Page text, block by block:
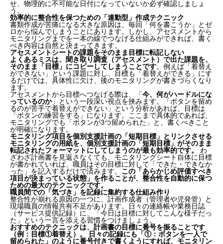
せ、物理的に不可能な日付になっていないか必ず確認しましょ
う。
効率的に整合性を保つための「連動型」作成テクニック
書類作成が苦痛になる大きな原因は、毎回「何を書こうか」とゼ
ロから悩んでしまうことにあります。しかし、アセスメントから
モニタリングまでを一本の線でつなげる仕組みができれば、書く
べき内容は自然と決まってきます。
アセスメントシートの課題をそのまま目標に転記しない
よくあるミスは、聞き取り調査（アセスメント）で出た課題を、
そのまま「目標」にコピーしてしまうことです。例えば「着替え
ができない」という課題に対し、目標も「着替えができる」にす
るだけでは、具体性に欠け、後のモニタリングが書きづらくなり
ます。
アセスメントから目標へつなげる際は、「今、何がハードルにな
っているのか」という一段深い視点を挟みます。「ボタンを留め
るのが苦手で着替えができない」という分析があれば、目標は
「ボタンの練習をする」になります。ここまで具体的であれば、
モニタリングでも「ボタンが3つ留められた」と、書くべきこと
が明確になります。
モニタリング項目を個別支援計画の「短期目標」とリンクさせる
モニタリングの用紙を、個別支援計画の「短期目標」がそのまま
転記されたフォーマットにしてしまうのが最も効率的です。 わ
ざわざ計画書を見返さなくても、モニタリングシート自体に目標
が書かれていれば、職員はその目標に対して「できた・できなか
った」を記入するだけで済みます。 この「あらかじめ評価すべき
項目が決まっている状態」を作ることが、整合性を自動的に保つ
ための最大のテクニックです。
職員間での「気づき」を記録に集約する仕組み作り
整合性が崩れる原因の一つに、計画作成者（管理者や児発管）と
現場職員の情報共有不足があります。日々の連絡帳や業務日誌
（サービス提供記録）に、「今日は目標に対してこんな様子だっ
た」という一言を添える習慣をつけましょう。
おすすめのテクニックは、計画書の目標に番号を振ることです
（例：目標①着替え）。
日々の記録にも「①：ボタンを一人で
留められた」のように番号付きで書くようにすれば、モニタリン
評価する
ステップ3：次の計画への「つなぎ」を明記する
運営指導で「NG」が出るよくある書き方事例
事例1：毎月「現状維持」「変化なし」の羅列
事例2：目標と評価が噛み合っていない
事例3：日付の矛盾（バックデート）
効率的に整合性を保つための「連動型」作成テクニッ
ク
アセスメントシートの課題をそのまま目標に転記し
ない
モニタリング項目を個別支援計画の「短期目標」と
リンクさせる
職員間での「気づき」を記録に集約する仕組み作り
まとめ：整合性は自分たちを守る「最強の武器」にな
る